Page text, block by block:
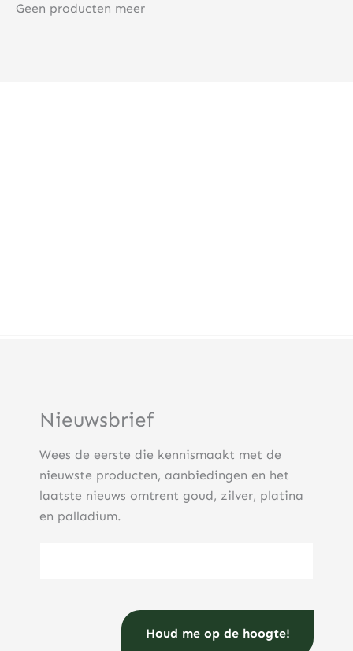
Geen producten meer
Nieuwsbrief
Wees de eerste die kennismaakt met de
nieuwste producten, aanbiedingen en het
laatste nieuws omtrent goud, zilver, platina
en palladium.